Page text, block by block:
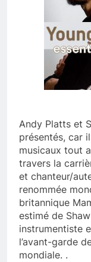
Andy Platts et
présentés, car
musicaux tout
travers la
et chanteur/
renommée
britannique
estimé de
instrumentiste
l’avant-garde
mondiale. .